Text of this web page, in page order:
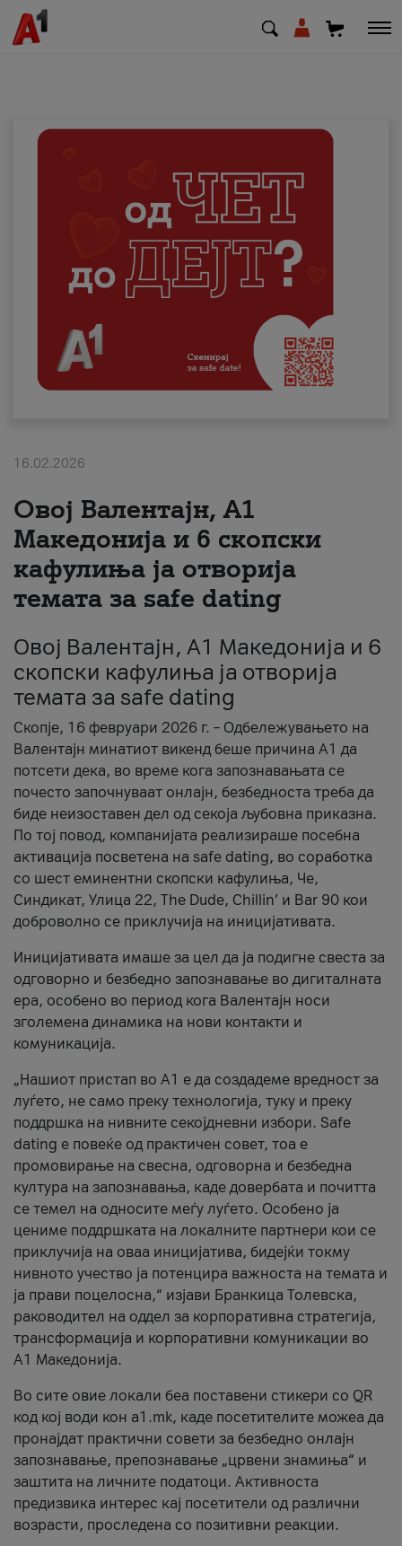
Деловни
Поддршка
Надополни кредит
Плати сметка
#ПодобарОнлајн
16.02.2026
Овој Валентајн, A1
Македонија и 6 скопски
кафулиња ја отворија
темата за safe dating
Овој Валентајн, A1 Македонија и 6
скопски кафулиња ја отворија
темата за safe dating
Скопје, 16 февруари 2026 г. – Одбележувањето на
Валентајн минатиот викенд беше причина А1 да
потсети дека, во време кога запознавањата се
почесто започнуваат онлајн, безбедноста треба да
биде неизоставен дел од секоја љубовна приказна.
По тој повод, компанијата реализираше посебна
активација посветена на safe dating, во соработка
со шест еминентни скопски кафулиња, Че,
Синдикат, Улица 22, The Dude, Chillin’ и Bar 90 кои
доброволно се приклучија на иницијативата.
Иницијативата имаше за цел да ја подигне свеста за
одговорно и безбедно запознавање во дигиталната
ера, особено во период кога Валентајн носи
зголемена динамика на нови контакти и
комуникација.
„Нашиот пристап во А1 е да создадеме вредност за
луѓето, не само преку технологија, туку и преку
поддршка на нивните секојдневни избори. Safe
dating е повеќе од практичен совет, тоа е
промовирање на свесна, одговорна и безбедна
култура на запознавања, каде довербата и почитта
се темел на односите меѓу луѓето. Особено ја
цениме поддршката на локалните партнери кои се
приклучија на оваа иницијатива, бидејќи токму
нивното учество ја потенцира важноста на темата и
ја прави поцелосна,“ изјави Бранкица Толевска,
раководител на оддел за корпоративна стратегија,
трансформација и корпоративни комуникации во
А1 Македонија.
Во сите овие локали беа поставени стикери со QR
код кој води кон a1.mk, каде посетителите можеа да
пронајдат практични совети за безбедно онлајн
запознавање, препознавање „црвени знамиња“ и
заштита на личните податоци. Активноста
предизвика интерес кај посетители од различни
возрасти, проследена со позитивни реакции.